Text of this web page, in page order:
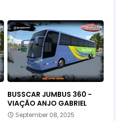
BUSSCAR JUMBUS 360 -
VIAÇÃO ANJO GABRIEL
September 08, 2025